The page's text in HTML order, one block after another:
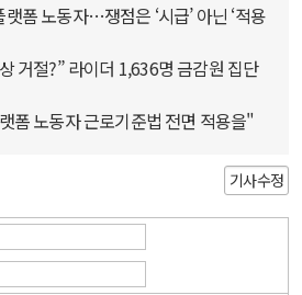
폼 노동자…쟁점은 ‘시급’ 아닌 ‘적용
거절?” 라이더 1,636명 금감원 집단
폼 노동자 근로기준법 전면 적용을"
기사수정